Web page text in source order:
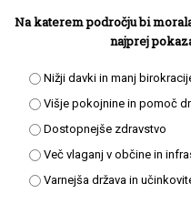
Na katerem področju bi
najprej
Nižji davki in manj
Višje pokojnine in pomoč
Dostopnejše zdravstvo
Več vlaganj v občine in
Varnejša država in